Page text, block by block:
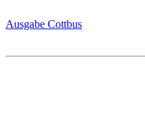
Ausgabe Cottbus